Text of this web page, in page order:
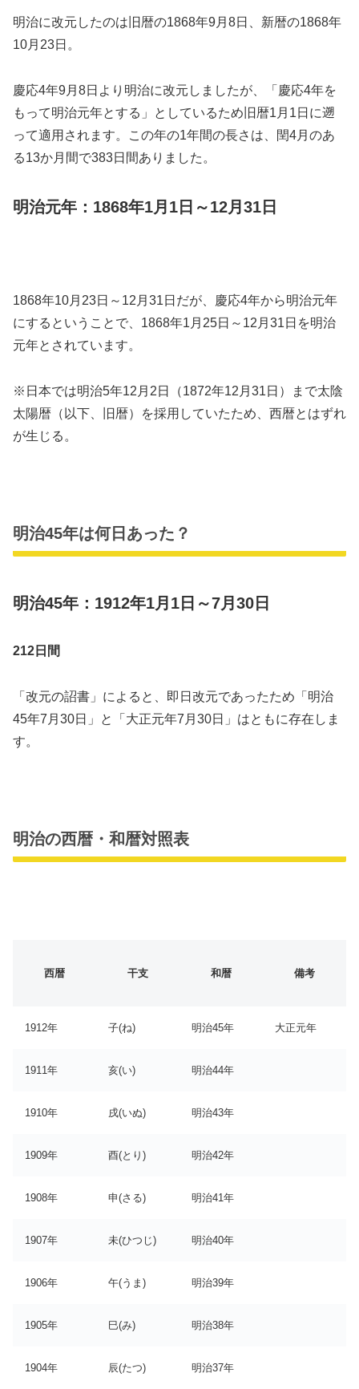
明治に改元したのは旧暦の1868年9月8日、新暦の1868年
10月23日。
慶応4年9月8日より明治に改元しましたが、「慶応4年を
もって明治元年とする」としているため旧暦1月1日に遡
って適用されます。この年の1年間の長さは、閏4月のあ
る13か月間で383日間ありました。
明治元年：1868年1月1日～12月31日
1868年10月23日～12月31日だが、慶応4年から明治元年
にするということで、1868年1月25日～12月31日を明治
元年とされています。
※日本では明治5年12月2日（1872年12月31日）まで太陰
太陽暦（以下、旧暦）を採用していたため、西暦とはずれ
が生じる。
明治45年は何日あった？
明治45年：1912年1月1日～7月30日
212日間
「改元の詔書」によると、即日改元であったため「明治
45年7月30日」と「大正元年7月30日」はともに存在しま
す。
明治の西暦・和暦対照表
西暦 干支 和暦 備考
1912年 子(ね) 明治45年 大正元年
1911年 亥(い) 明治44年
1910年 戌(いぬ) 明治43年
1909年 酉(とり) 明治42年
1908年 申(さる) 明治41年
1907年 未(ひつじ) 明治40年
1906年 午(うま) 明治39年
1905年 巳(み) 明治38年
1904年 辰(たつ) 明治37年